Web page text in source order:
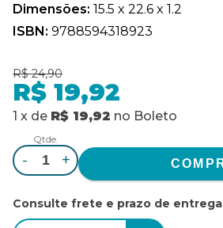
Dimensões: 15.5 x 22.6 x 1.2
ISBN: 9788594318923
R$ 24,90
R$ 19,92
1 x de R$ 19,92 no Boleto
Qtde.
- +
Consulte frete e prazo de entrega